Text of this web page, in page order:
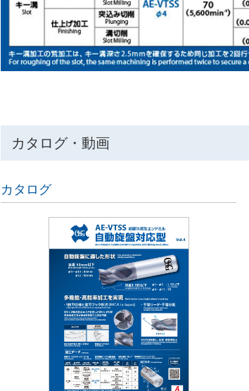
カタログ・動画
カタログ